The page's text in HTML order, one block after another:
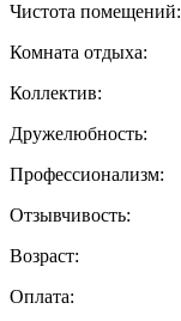
Чистота помещений:
Комната отдыха:
Коллектив:
Дружелюбность:
Профессионализм:
Отзывчивость:
Возраст:
Оплата: